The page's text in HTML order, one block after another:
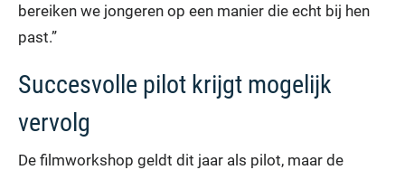
bereiken we jongeren op een manier die echt bij hen
past.”
Succesvolle pilot krijgt mogelijk
vervolg
De filmworkshop geldt dit jaar als pilot, maar de